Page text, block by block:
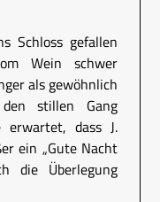
Schloss gefallen
Wein schwer
als gewöhnlich
stillen Gang
erwartet, dass J.
ein „Gute Nacht
die Überlegung